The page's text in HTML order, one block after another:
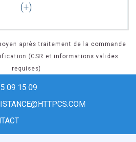
après traitement de la commande
(CSR et informations valides
requises)
09 15 09